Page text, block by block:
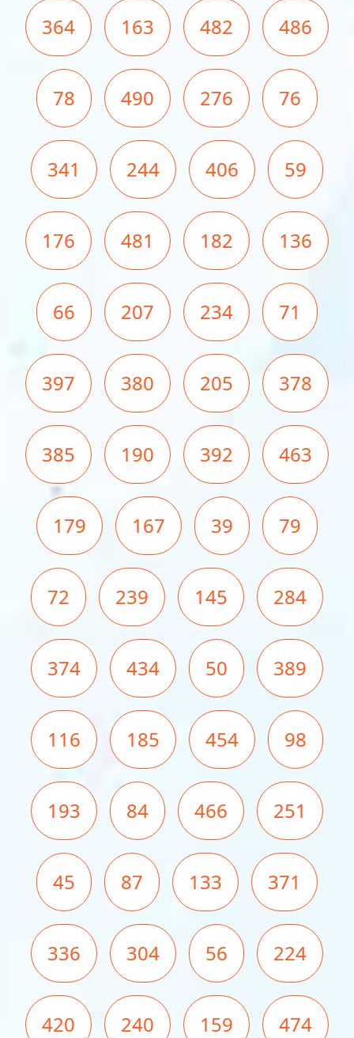
364 163 482 486
78 490 276 76
341 244 406 59
176 481 182 136
66 207 234 71
397 380 205 378
385 190 392 463
179 167 39 79
72 239 145 284
374 434 50 389
116 185 454 98
193 84 466 251
45 87 133 371
336 304 56 224
420 240 159 474